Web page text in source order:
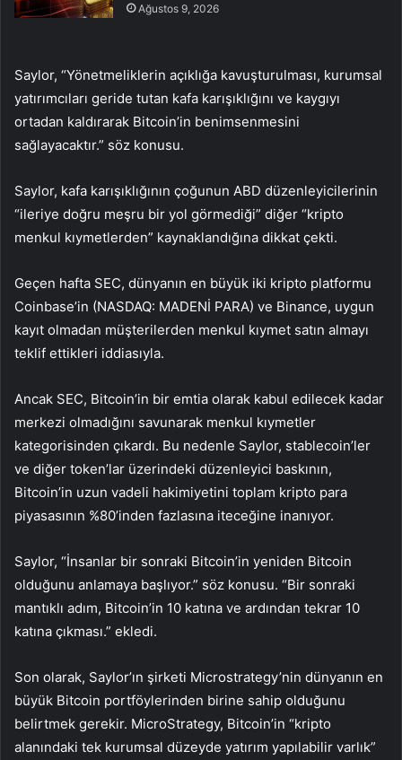
Ağustos 9, 2026
Saylor, “Yönetmeliklerin açıklığa kavuşturulması, kurumsal
yatırımcıları geride tutan kafa karışıklığını ve kaygıyı
ortadan kaldırarak Bitcoin’in benimsenmesini
sağlayacaktır.” söz konusu.
Saylor, kafa karışıklığının çoğunun ABD düzenleyicilerinin
“ileriye doğru meşru bir yol görmediği” diğer “kripto
menkul kıymetlerden” kaynaklandığına dikkat çekti.
Geçen hafta SEC, dünyanın en büyük iki kripto platformu
Coinbase’in (NASDAQ: MADENİ PARA) ve Binance, uygun
kayıt olmadan müşterilerden menkul kıymet satın almayı
teklif ettikleri iddiasıyla.
Ancak SEC, Bitcoin’in bir emtia olarak kabul edilecek kadar
merkezi olmadığını savunarak menkul kıymetler
kategorisinden çıkardı. Bu nedenle Saylor, stablecoin’ler
ve diğer token’lar üzerindeki düzenleyici baskının,
Bitcoin’in uzun vadeli hakimiyetini toplam kripto para
piyasasının %80’inden fazlasına iteceğine inanıyor.
Saylor, “İnsanlar bir sonraki Bitcoin’in yeniden Bitcoin
olduğunu anlamaya başlıyor.” söz konusu. “Bir sonraki
mantıklı adım, Bitcoin’in 10 katına ve ardından tekrar 10
katına çıkması.” ekledi.
Son olarak, Saylor’ın şirketi Microstrategy’nin dünyanın en
büyük Bitcoin portföylerinden birine sahip olduğunu
belirtmek gerekir. MicroStrategy, Bitcoin’in “kripto
alanındaki tek kurumsal düzeyde yatırım yapılabilir varlık”